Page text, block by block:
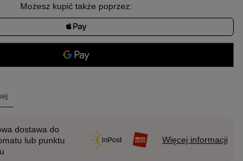
Możesz kupić także poprzez:
dostawa do
lub punktu
Więcej informacji